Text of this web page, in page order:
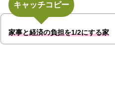
キャッチコピー
家事と経済の負担を1/2にする家